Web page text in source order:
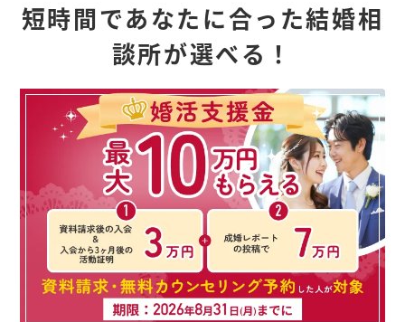
短時間であなたに合った結婚相
談所が選べる！